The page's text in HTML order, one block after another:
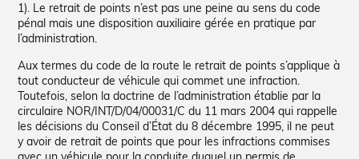
1). Le retrait de points n’est pas une peine au sens du code
pénal mais une disposition auxiliaire gérée en pratique par
l’administration.
Aux termes du code de la route le retrait de points s’applique à
tout conducteur de véhicule qui commet une infraction.
Toutefois, selon la doctrine de l’administration établie par la
circulaire NOR/INT/D/04/00031/C du 11 mars 2004 qui rappelle
les décisions du Conseil d’État du 8 décembre 1995, il ne peut
y avoir de retrait de points que pour les infractions commises